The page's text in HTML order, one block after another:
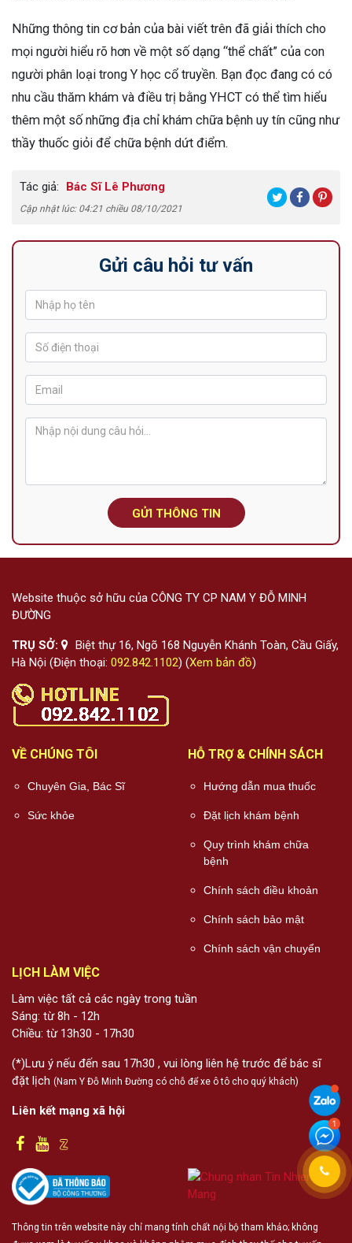
Những thông tin cơ bản của bài viết trên đã giải thích cho
mọi người hiểu rõ hơn về một số dạng “thể chất” của con
người phân loại trong Y học cổ truyền. Bạn đọc đang có có
nhu cầu thăm khám và điều trị bằng YHCT có thể tìm hiểu
thêm một số những địa chỉ khám chữa bệnh uy tín cũng như
thầy thuốc giỏi để chữa bệnh dứt điểm.
Tác giả: Bác Sĩ Lê Phương
Cập nhật lúc: 04:21 chiều 08/10/2021
Gửi câu hỏi tư vấn
GỬI THÔNG TIN
Website thuộc sở hữu của CÔNG TY CP NAM Y ĐỖ MINH
ĐƯỜNG
TRỤ SỞ:
Biệt thự 16, Ngõ 168 Nguyễn Khánh Toàn, Cầu Giấy,
Hà Nội (Điện thoại: 092.842.1102) (Xem bản đồ)
VỀ CHÚNG TÔI
Chuyên Gia, Bác Sĩ
Sức khỏe
HỖ TRỢ & CHÍNH SÁCH
Hướng dẫn mua thuốc
Đặt lịch khám bệnh
Quy trình khám chữa
bệnh
Chính sách điều khoản
Chính sách bảo mật
Chính sách vận chuyển
LỊCH LÀM VIỆC
Làm việc tất cả các ngày trong tuần
Sáng: từ 8h - 12h
Chiều: từ 13h30 - 17h30
(*)Lưu ý nếu đến sau 17h30 , vui lòng liên hệ trước để bác sĩ
đặt lịch (Nam Y Đỗ Minh Đường có chỗ để xe ô tô cho quý khách)
Liên kết mạng xã hội
Thông tin trên website này chỉ mang tính chất nội bộ tham khảo; không